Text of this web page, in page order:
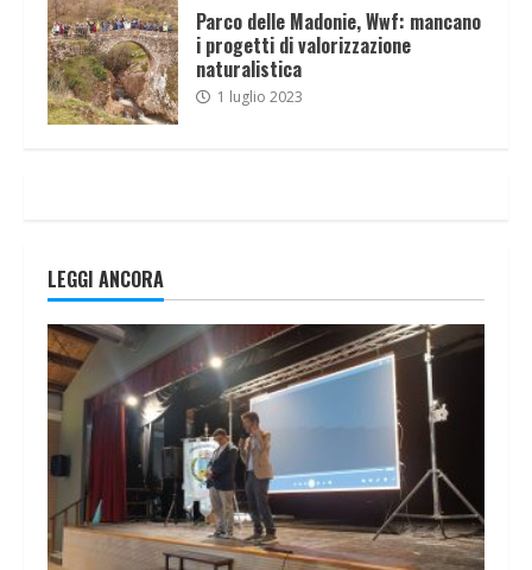
Parco delle Madonie, Wwf: mancano
i progetti di valorizzazione
naturalistica
1 luglio 2023
LEGGI ANCORA